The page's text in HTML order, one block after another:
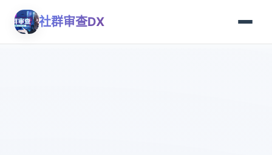
社群审查DX